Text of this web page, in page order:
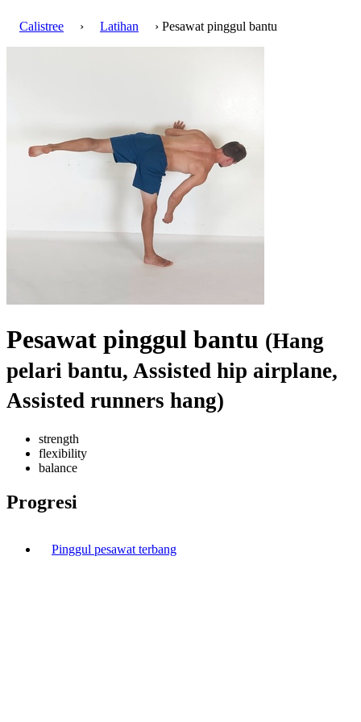
Calistree › Latihan › Pesawat pinggul bantu
Pesawat pinggul bantu (Hang
pelari bantu, Assisted hip airplane,
Assisted runners hang)
strength
flexibility
balance
Progresi
Pinggul pesawat terbang